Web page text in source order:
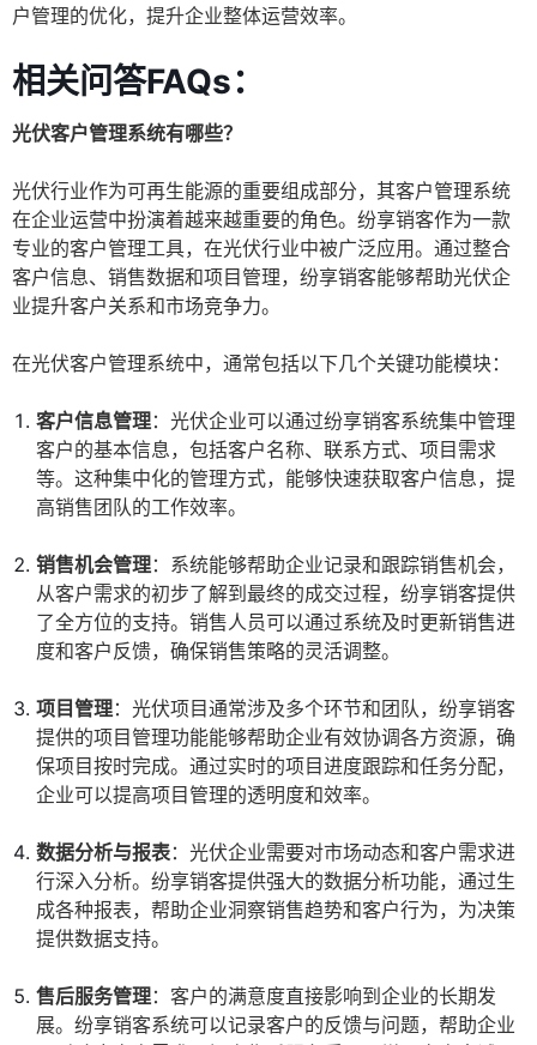
户管理的优化，提升企业整体运营效率。
相关问答FAQs：
光伏客户管理系统有哪些？
光伏行业作为可再生能源的重要组成部分，其客户管理系统
在企业运营中扮演着越来越重要的角色。纷享销客作为一款
专业的客户管理工具，在光伏行业中被广泛应用。通过整合
客户信息、销售数据和项目管理，纷享销客能够帮助光伏企
业提升客户关系和市场竞争力。
在光伏客户管理系统中，通常包括以下几个关键功能模块：
客户信息管理：光伏企业可以通过纷享销客系统集中管理
客户的基本信息，包括客户名称、联系方式、项目需求
等。这种集中化的管理方式，能够快速获取客户信息，提
高销售团队的工作效率。
销售机会管理：系统能够帮助企业记录和跟踪销售机会，
从客户需求的初步了解到最终的成交过程，纷享销客提供
了全方位的支持。销售人员可以通过系统及时更新销售进
度和客户反馈，确保销售策略的灵活调整。
项目管理：光伏项目通常涉及多个环节和团队，纷享销客
提供的项目管理功能能够帮助企业有效协调各方资源，确
保项目按时完成。通过实时的项目进度跟踪和任务分配，
企业可以提高项目管理的透明度和效率。
数据分析与报表：光伏企业需要对市场动态和客户需求进
行深入分析。纷享销客提供强大的数据分析功能，通过生
成各种报表，帮助企业洞察销售趋势和客户行为，为决策
提供数据支持。
售后服务管理：客户的满意度直接影响到企业的长期发
展。纷享销客系统可以记录客户的反馈与问题，帮助企业